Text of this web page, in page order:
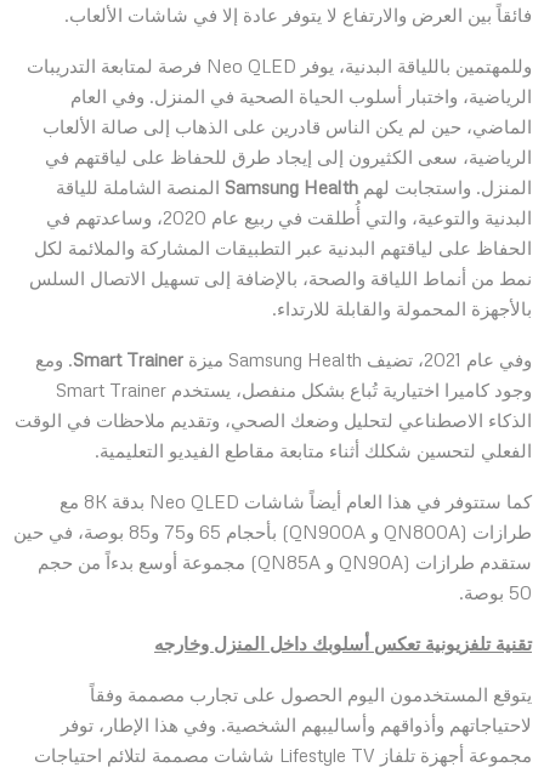
فائقاً بين العرض والارتفاع لا يتوفر عادة إلا في شاشات الألعاب.
وللمهتمين باللياقة البدنية، يوفر Neo QLED فرصة لمتابعة التدريبات
الرياضية، واختبار أسلوب الحياة الصحية في المنزل. وفي العام
الماضي، حين لم يكن الناس قادرين على الذهاب إلى صالة الألعاب
الرياضية، سعى الكثيرون إلى إيجاد طرق للحفاظ على لياقتهم في
المنزل. واستجابت لهم Samsung Health المنصة الشاملة للياقة
البدنية والتوعية، والتي أُطلقت في ربيع عام 2020، وساعدتهم في
الحفاظ على لياقتهم البدنية عبر التطبيقات المشاركة والملائمة لكل
نمط من أنماط اللياقة والصحة، بالإضافة إلى تسهيل الاتصال السلس
بالأجهزة المحمولة والقابلة للارتداء.
وفي عام 2021، تضيف Samsung Health ميزة Smart Trainer. ومع
وجود كاميرا اختيارية تُباع بشكل منفصل، يستخدم Smart Trainer
الذكاء الاصطناعي لتحليل وضعك الصحي، وتقديم ملاحظات في الوقت
الفعلي لتحسين شكلك أثناء متابعة مقاطع الفيديو التعليمية.
كما ستتوفر في هذا العام أيضاً شاشات Neo QLED بدقة 8K مع
طرازات (QN800A و QN900A) بأحجام 65 و75 و85 بوصة، في حين
ستقدم طرازات (QN90A و QN85A) مجموعة أوسع بدءاً من حجم
50 بوصة.
تقنية تلفزيونية تعكس أسلوبك داخل المنزل وخارجه
يتوقع المستخدمون اليوم الحصول على تجارب مصممة وفقاً
لاحتياجاتهم وأذواقهم وأساليبهم الشخصية. وفي هذا الإطار، توفر
مجموعة أجهزة تلفاز Lifestyle TV شاشات مصممة لتلائم احتياجات